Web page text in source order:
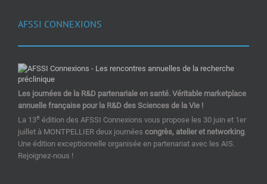
AFSSI CONNEXIONS
Les journées de la R&D partenariale en santé. Véritable marketplace
annuelle française pour la R&D des Sciences de la Vie !
La 13e édition des AFSSI Connexions vous propose les 30 juin et 1er
juillet à MONTPELLIER deux journées congrès, atelier et networking.
Une édition exceptionnelle organisée en partenariat avec les AIS.
Rejoignez-nous !